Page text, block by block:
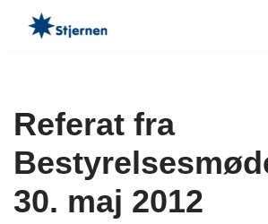
Referat fra
30. maj 2012